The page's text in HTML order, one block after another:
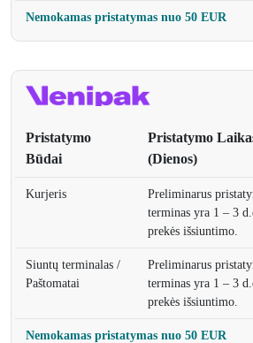
Nemokamas pristatymas nuo 50 EUR
Pristatymo
Būdai
Pristatymo
(Dienos)
Kurjeris
Preliminarus
terminas yra 1 – 3
prekės išsiuntimo.
Siuntų terminalas /
Paštomatai
Preliminarus
terminas yra 1 – 3
prekės išsiuntimo.
Nemokamas pristatymas nuo 50 EUR